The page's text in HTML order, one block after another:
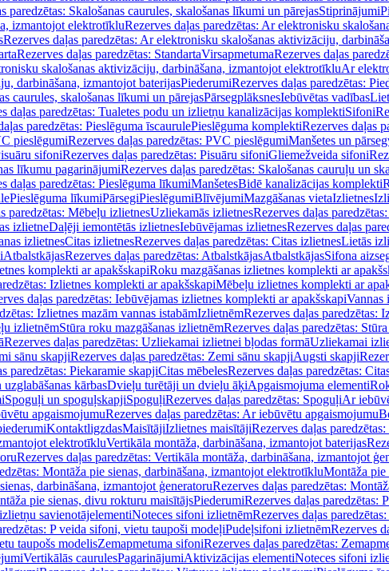
paredzētas: Skalošanas caurules, skalošanas līkumi un pārejasStiprinājumi
izmantojot elektrotīkluRezerves daļas paredzētas: Ar elektronisku
Rezerves daļas paredzētas: Ar elektronisku skalošanas aktivizāciju,
Rezerves daļas paredzētas: StandartaVirsapmetumaRezerves daļas
skalošanas aktivizāciju, darbināšana, izmantojot elektrotīkluAr
darbināšana, izmantojot baterijasPiederumiRezerves daļas paredzētas:
caurules, skalošanas līkumi un pārejasPārsegplāksnesIebūvētas vadības
daļas paredzētas: Tualetes podu un izlietņu kanalizācijas komplektiSifoni
paredzētas: Pieslēguma īscaurulePieslēguma komplektiRezerves daļas
pieslēgumiRezerves daļas paredzētas: PVC pieslēgumiManšetes un
sifoniRezerves daļas paredzētas: Pisuāru sifoniGliemežveida sifoni
līkumu pagarinājumiRezerves daļas paredzētas: Skalošanas cauruļu un
daļas paredzētas: Pieslēguma līkumiManšetesBidē kanalizācijas komplekti
Pieslēguma līkumiPārsegiPieslēgumiBlīvējumiMazgāšanas vietaIzlietnes
paredzētas: Mēbeļu izlietnesUzliekamās izlietnesRezerves daļas
izlietneDaļēji iemontētās izlietnesIebūvējamas izlietnesRezerves daļas
izlietnesCitas izlietnesRezerves daļas paredzētas: Citas izlietnesLietās
AtbalstkājasRezerves daļas paredzētas: AtbalstkājasAtbalstkājasSifona
komplekti ar apakšskapiRoku mazgāšanas izlietnes komplekti ar
Izlietnes komplekti ar apakšskapiMēbeļu izlietnes komplekti ar
daļas paredzētas: Iebūvējamas izlietnes komplekti ar apakšskapiVannas
Izlietnes mazām vannas istabāmIzlietnēmRezerves daļas paredzētas:
izlietnēmStūra roku mazgāšanas izlietnēmRezerves daļas paredzētas:
Rezerves daļas paredzētas: Uzliekamai izlietnei bļodas formāUzliekamai
sānu skapjiRezerves daļas paredzētas: Zemi sānu skapjiAugsti skapji
paredzētas: Piekaramie skapjiCitas mēbelesRezerves daļas paredzētas:
kārbasDvieļu turētāji un dvieļu āķiApgaismojuma elementi
Spoguļi un spoguļskapjiSpoguļiRezerves daļas paredzētas: SpoguļiAr
apgaismojumuRezerves daļas paredzētas: Ar iebūvētu apgaismojumu
KontaktligzdasMaisītājiIzlietnes maisītājiRezerves daļas
elektrotīkluVertikāla montāža, darbināšana, izmantojot baterijas
Rezerves daļas paredzētas: Vertikāla montāža, darbināšana, izmantojot
Montāža pie sienas, darbināšana, izmantojot elektrotīkluMontāža pie
darbināšana, izmantojot ģeneratoruRezerves daļas paredzētas:
pie sienas, divu rokturu maisītājsPiederumiRezerves daļas paredzētas:
savienotājelementiNoteces sifoni izlietnēmRezerves daļas
P veida sifoni, vietu taupoši modeļiPudeļsifoni izlietnēmRezerves
taupošs modelisZemapmetuma sifoniRezerves daļas paredzētas:
Vertikālās caurulesPagarinājumiAktivizācijas elementiNoteces sifoni